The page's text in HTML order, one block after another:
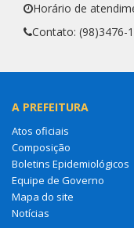
Horário de
Contato: (98)3476-
A PREFEITURA
Atos oficiais
Composição
Boletins Epidemiológicos
Equipe de Governo
Mapa do site
Notícias